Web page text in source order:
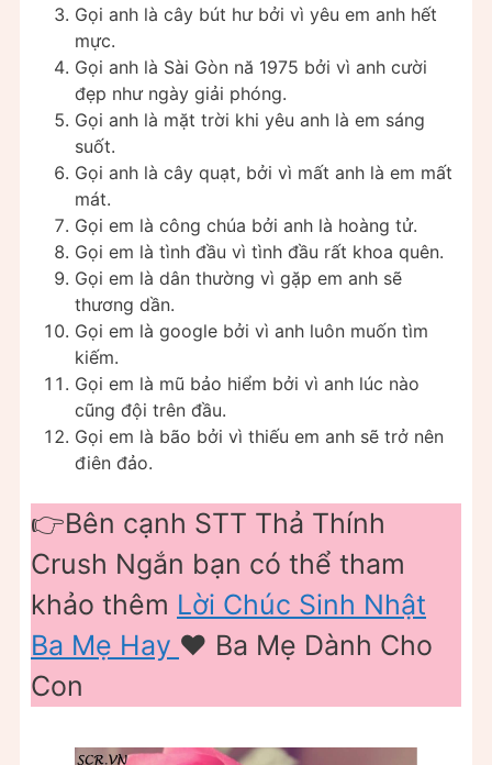
Gọi anh là cây bút hư bởi vì yêu em anh hết
mực.
Gọi anh là Sài Gòn nă 1975 bởi vì anh cười
đẹp như ngày giải phóng.
Gọi anh là mặt trời khi yêu anh là em sáng
suốt.
Gọi anh là cây quạt, bởi vì mất anh là em mất
mát.
Gọi em là công chúa bởi anh là hoàng tử.
Gọi em là tình đầu vì tình đầu rất khoa quên.
Gọi em là dân thường vì gặp em anh sẽ
thương dần.
Gọi em là google bởi vì anh luôn muốn tìm
kiếm.
Gọi em là mũ bảo hiểm bởi vì anh lúc nào
cũng đội trên đầu.
Gọi em là bão bởi vì thiếu em anh sẽ trở nên
điên đảo.
👉Bên cạnh STT Thả Thính
Crush Ngắn bạn có thể tham
khảo thêm Lời Chúc Sinh Nhật
Ba Mẹ Hay ❤️️ Ba Mẹ Dành Cho
Con